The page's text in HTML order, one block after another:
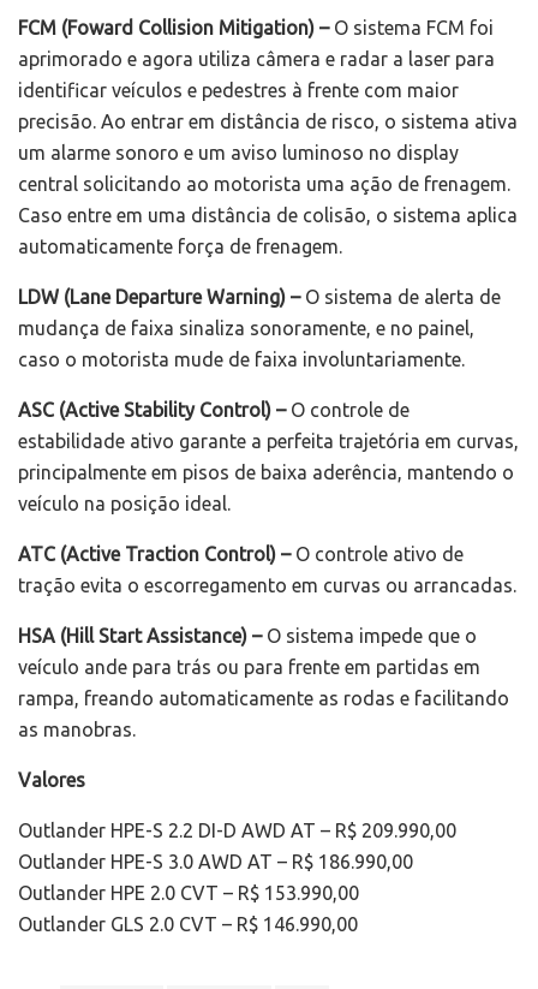
FCM (Foward Collision Mitigation) – O sistema FCM foi
aprimorado e agora utiliza câmera e radar a laser para
identificar veículos e pedestres à frente com maior
precisão. Ao entrar em distância de risco, o sistema ativa
um alarme sonoro e um aviso luminoso no display
central solicitando ao motorista uma ação de frenagem.
Caso entre em uma distância de colisão, o sistema aplica
automaticamente força de frenagem.
LDW (Lane Departure Warning) – O sistema de alerta de
mudança de faixa sinaliza sonoramente, e no painel,
caso o motorista mude de faixa involuntariamente.
ASC (Active Stability Control) – O controle de
estabilidade ativo garante a perfeita trajetória em curvas,
principalmente em pisos de baixa aderência, mantendo o
veículo na posição ideal.
ATC (Active Traction Control) – O controle ativo de
tração evita o escorregamento em curvas ou arrancadas.
HSA (Hill Start Assistance) – O sistema impede que o
veículo ande para trás ou para frente em partidas em
rampa, freando automaticamente as rodas e facilitando
as manobras.
Valores
Outlander HPE-S 2.2 DI-D AWD AT – R$ 209.990,00
Outlander HPE-S 3.0 AWD AT – R$ 186.990,00
Outlander HPE 2.0 CVT – R$ 153.990,00
Outlander GLS 2.0 CVT – R$ 146.990,00